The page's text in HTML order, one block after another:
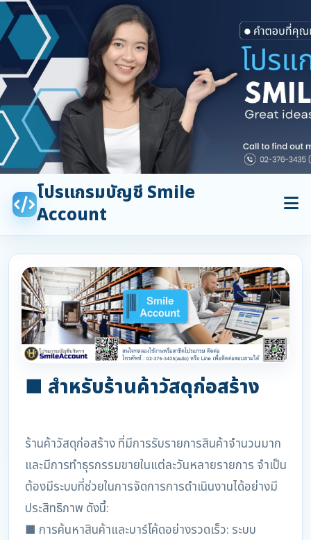
โปรแกรมบัญชี Smile
Account
■ สำหรับร้านค้าวัสดุก่อสร้าง
ร้านค้าวัสดุก่อสร้าง ที่มีการรับรายการสินค้าจำนวนมาก
และมีการทำธุรกรรมขายในแต่ละวันหลายรายการ จำเป็น
ต้องมีระบบที่ช่วยในการจัดการการดำเนินงานได้อย่างมี
ประสิทธิภาพ ดังนี้:
■ การค้นหาสินค้าและบาร์โค้ดอย่างรวดเร็ว: ระบบ